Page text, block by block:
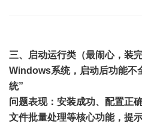
三、启动运行类（最闹心，装
Windows系统，启动后功能不
统”
问题表现：安装成功、配置正
文件批量处理等核心功能，提